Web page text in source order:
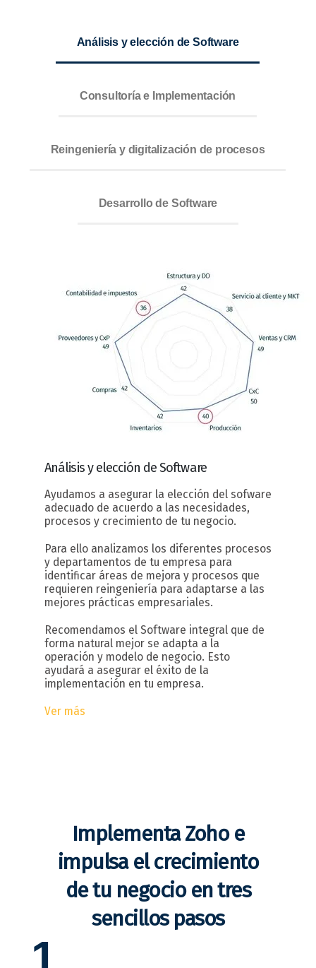
Análisis y elección de Software
Consultoría e Implementación
Reingeniería y digitalización de procesos
Desarrollo de Software
Análisis y elección de Software
Ayudamos a asegurar la elección del sofware
adecuado de acuerdo a las necesidades,
procesos y crecimiento de tu negocio.
Para ello analizamos los diferentes procesos
y departamentos de tu empresa para
identificar áreas de mejora y procesos que
requieren reingeniería para adaptarse a las
mejores prácticas empresariales.
Recomendamos el Software integral que de
forma natural mejor se adapta a la
operación y modelo de negocio. Esto
ayudará a asegurar el éxito de la
implementación en tu empresa.
Ver más
Implementa Zoho e
impulsa el crecimiento
de tu negocio en tres
sencillos pasos